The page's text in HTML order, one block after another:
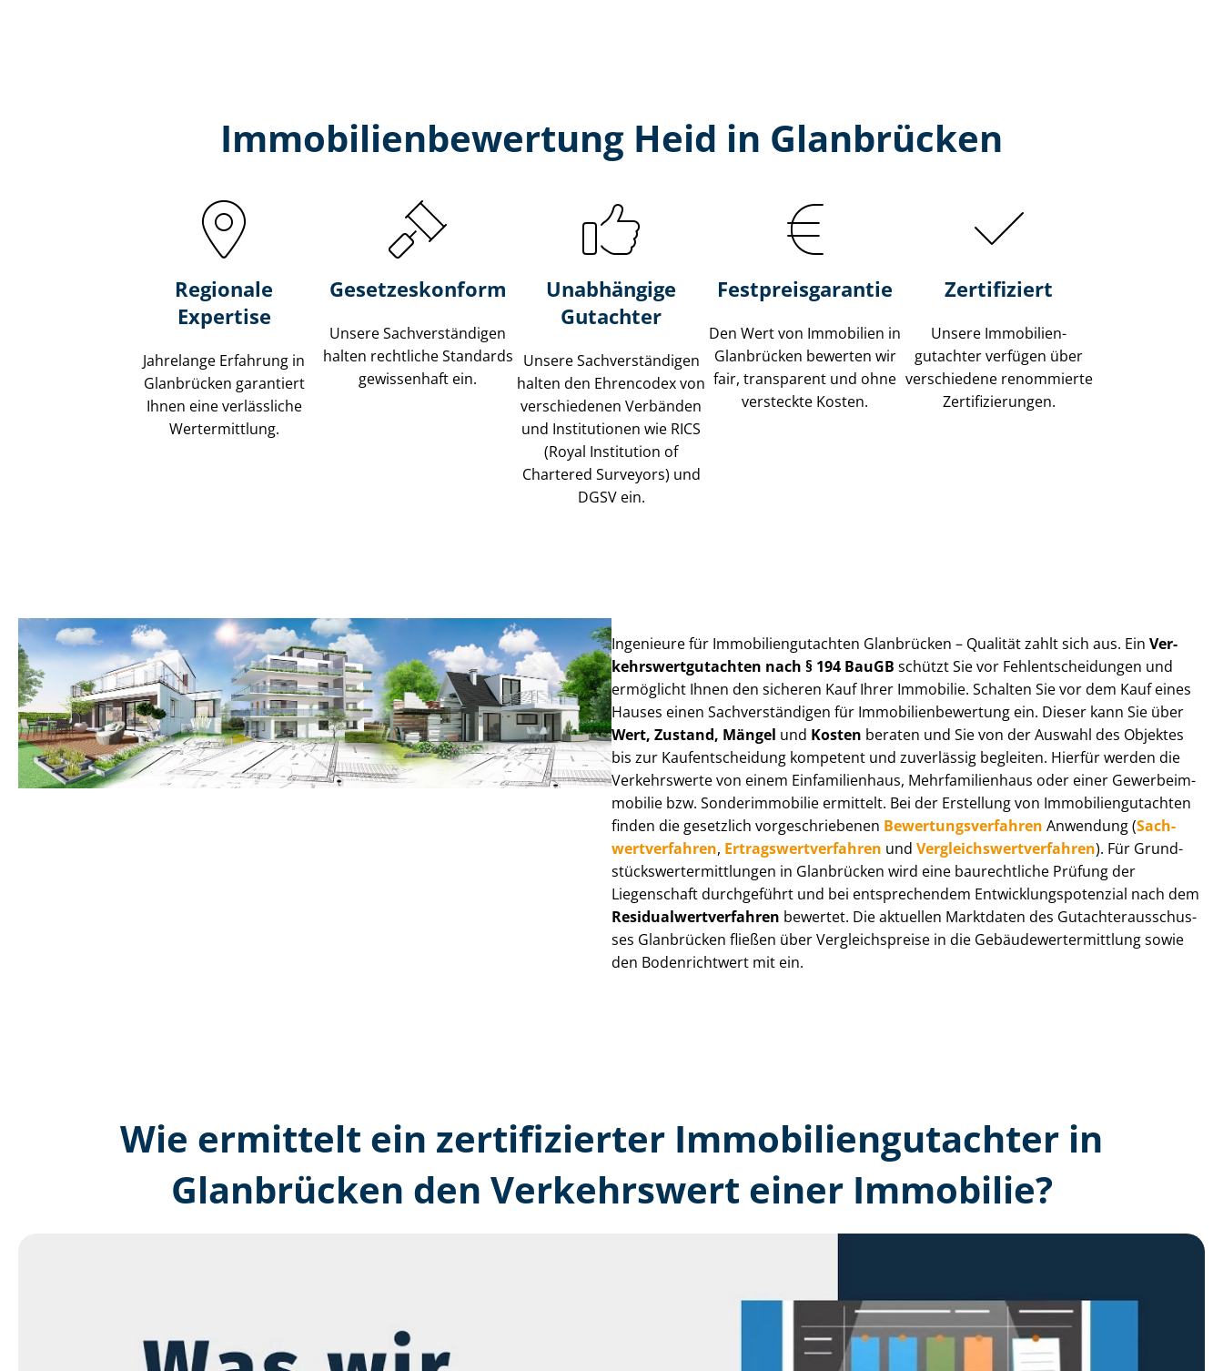
Immobilien­bewertung Heid in Glanbrücken
Regionale
Expertise
Jahrelange Erfahrung in
Glanbrücken garantiert
Ihnen eine verlässliche
Wertermittlung.
Gesetzes­konform
Unsere Sach­ver­stän­di­gen
halten rechtliche Standards
gewissenhaft ein.
Unabhängige
Gutachter
Unsere Sach­ver­stän­di­gen
halten den Ehrencodex von
verschiedenen Verbänden
und Institutionen wie RICS
(Royal Institution of
Chartered Surveyors) und
DGSV ein.
Festpreis​garantie
Den Wert von Immobilien in
Glanbrücken bewerten wir
fair, transparent und ohne
versteckte Kosten.
Zertifiziert
Unsere Immobilien­
gutachter verfügen über
verschiedene renommierte
Zer­ti­fi­zie­run­gen.
Ingenieure für Im­mo­bi­li­en­gut­ach­ten Glanbrücken – Qualität zahlt sich aus. Ein Ver­
kehrs­wert­gut­ach­ten nach § 194 BauGB schützt Sie vor Fehl­ent­schei­dun­gen und
ermöglicht Ihnen den sicheren Kauf Ihrer Immobilie. Schalten Sie vor dem Kauf eines
Hauses einen Sach­ver­stän­di­gen für Im­mo­bi­li­en­be­wer­tung ein. Dieser kann Sie über
Wert, Zustand, Mängel und Kosten beraten und Sie von der Auswahl des Objektes
bis zur Kauf­ent­schei­dung kompetent und zuverlässig begleiten. Hierfür werden die
Verkehrswerte von einem Einfamilienhaus, Mehr­fa­mi­li­en­haus oder einer Ge­wer­be­im­
mo­bi­lie bzw. Sonderimmobilie ermittelt. Bei der Erstellung von Im­mo­bi­li­en­gut­ach­ten
finden die gesetzlich vor­ge­schrie­be­nen Be­wer­tungs­ver­fah­ren Anwendung (Sach­
wert­ver­fah­ren, Er­trags­wert­ver­fah­ren und Ver­gleichs­wert­ver­fah­ren). Für Grund­
stücks­wert­ermitt­lun­gen in Glanbrücken wird eine baurechtliche Prüfung der
Liegenschaft durchgeführt und bei entsprechendem Ent­wick­lungs­po­ten­zi­al nach dem
Re­si­du­al­wert­ver­fah­ren bewertet. Die aktuellen Marktdaten des Gut­ach­ter­aus­schus­
ses Glanbrücken fließen über Ver­gleichs­prei­se in die Ge­bäu­de­wert­ermitt­lung sowie
den Bodenrichtwert mit ein.
Wie ermittelt ein zertifizierter Immobilien­gutachter in
Glanbrücken den Verkehrswert einer Immobilie?